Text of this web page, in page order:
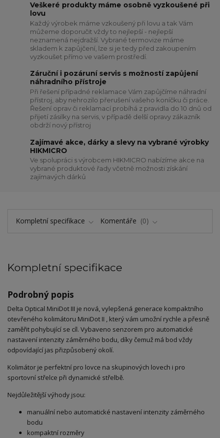
Veškeré produkty máme osobně vyzkoušené při
lovu
Každý výrobek máme vzkoušený při lovu a tak Vám
můžeme doporučit vždy to nejlepší - nejlepší
neznamená nejdražší. Vybrané termovize máme
skladem k zapůjčení, lze si je tedy před zakoupením
vyzkoušet přímo ve vašem prostředí.
Záruční i pozáruní servis s možností zapůjení
náhradního přístroje
Při řešení případné reklamace Vám zapůjčíme náhradní
přístroj, aby nehrozilo přerušení vašeho koníčku či práce.
Řešení oprav či reklamací probíhá z pravidla do 10 dnů od
přijetí zásilky na servis, v případě delší opravy zákazník
obdrží nový přístroj
Zajímavé akce, dárky a slevy na vybrané výrobky
HIKMICRO
Ve spolupráci s výrobcem HIKMICRO nabízíme akce na
vybrané produktové řady včetně možnosti získání
zajímavých dárků
Kompletní specifikace Komentáře 0
Kompletní specifikace
Podrobný popis
Delta Optical MiniDot III je nová, vylepšená generace kompaktního
otevřeného kolimátoru MiniDot II , který vám umožní rychle a přesně
zaměřit pohybující se cíl. Vybaveno senzorem pro automatické
nastavení intenzity záměrného bodu, díky čemuž má bod vždy
odpovídající jas přizpůsobený okolí.
Kolimátor je perfektní pro lovce na skupinových lovech i pro
sportovní střelce při dynamické střelbě.
Nejdůležitější výhody jsou:
manuální nebo automatické nastavení intenzity záměrného
bodu
kompaktní rozměry